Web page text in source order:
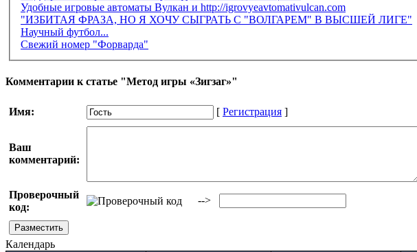
Удобные игровые автоматы Вулкан и http://igrovyeavtomativulcan.com
"ИЗБИТАЯ ФРАЗА, НО Я ХОЧУ СЫГРАТЬ С "ВОЛГАРЕМ" В ВЫСШЕЙ ЛИГЕ"
Научный футбол...
Свежий номер "Форварда"
Комментарии к статье "Метод игры «Зигзаг»"
Имя: [ Регистрация ]
Ваш
комментарий:
Проверочный
код:
-->
Календарь